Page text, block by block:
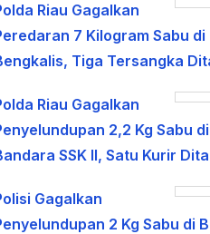
Riau Gagalkan
7 Kilogram Sabu di
Tiga Tersangka
Riau Gagalkan
2,2 Kg Sabu di
SSK II, Satu Kurir
Gagalkan
2 Kg Sabu di